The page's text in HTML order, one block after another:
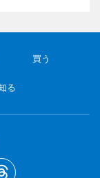
買う
る